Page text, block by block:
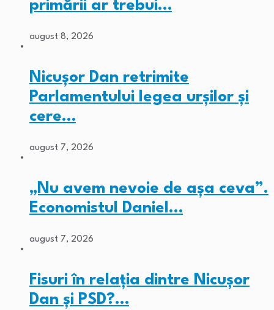
primării ar trebui…
august 8, 2026
Nicușor Dan retrimite
Parlamentului legea urșilor și
cere…
august 7, 2026
„Nu avem nevoie de așa ceva”.
Economistul Daniel…
august 7, 2026
Fisuri în relația dintre Nicușor
Dan și PSD?…